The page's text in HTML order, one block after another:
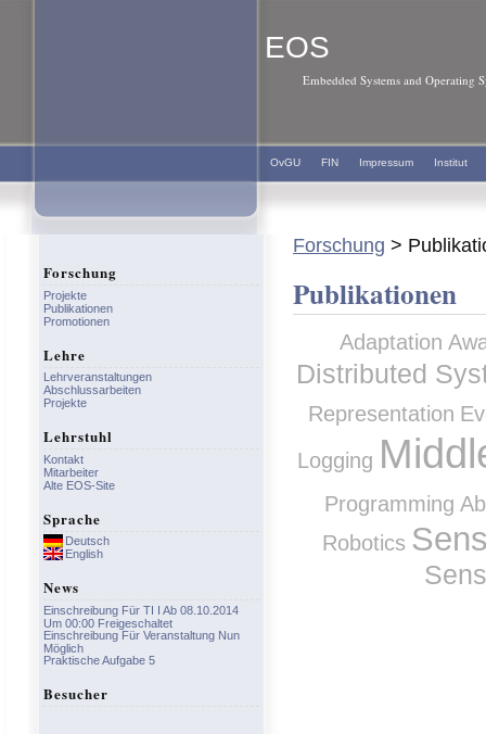
EOS
Embedded Systems and Operating
OvGU FIN Impressum Institut
Forschung >
Publikationen
Adaptation
Distributed
Representation
Logging
Programming
Robotics
Forschung
Projekte
Publikationen
Promotionen
Lehre
Lehrveranstaltungen
Abschlussarbeiten
Projekte
Lehrstuhl
Kontakt
Mitarbeiter
Alte EOS-Site
Sprache
Deutsch
English
News
Einschreibung Für TI I Ab 08.10.2014
Um 00:00 Freigeschaltet
Einschreibung Für Veranstaltung Nun
Möglich
Praktische Aufgabe 5
Besucher